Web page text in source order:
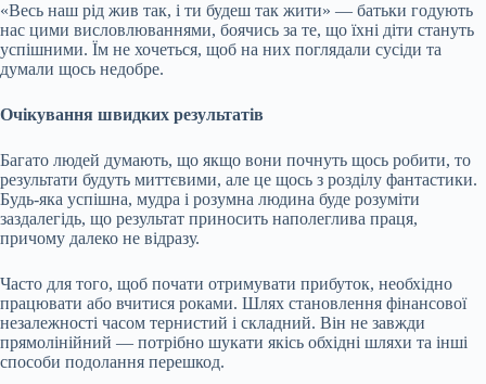
«Весь наш рід жив так, і ти будеш так жити» — батьки годують
нас цими висловлюваннями, боячись за те, що їхні діти стануть
успішними. Їм не хочеться, щоб на них поглядали сусіди та
думали щось недобре.
Очікування швидких результатів
Багато людей думають, що якщо вони почнуть щось робити, то
результати будуть миттєвими, але це щось з розділу фантастики.
Будь-яка успішна, мудра і розумна людина буде розуміти
заздалегідь, що результат приносить наполеглива праця,
причому далеко не відразу.
Часто для того, щоб почати отримувати прибуток, необхідно
працювати або вчитися роками. Шлях становлення фінансової
незалежності часом тернистий і складний. Він не завжди
прямолінійний — потрібно шукати якісь обхідні шляхи та інші
способи подолання перешкод.